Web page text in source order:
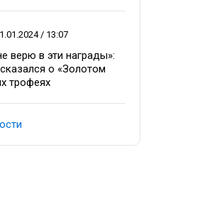
/ 13:07
верю в эти награды»:
о «Золотом
трофеях